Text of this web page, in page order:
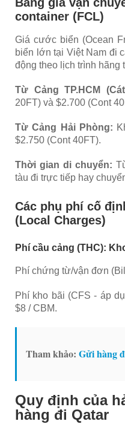
container (FCL)
Giá cước biển (Ocean
biển lớn tại Việt Nam đi
động theo lịch trình hãng
Từ Cảng TP.HCM
20FT) và $2.700 (Cont
Từ Cảng Hải Phòng:
$2.750 (Cont 40FT).
Thời gian di chuyển:
tàu đi trực tiếp hay
Các phụ phí cố
(Local Charges)
Phí cầu cảng (THC):
Phí chứng từ/vận đơn
Phí kho bãi (CFS - áp
$8 / CBM.
Tham khảo: Gửi hàng
Quy định của
hàng đi Qatar